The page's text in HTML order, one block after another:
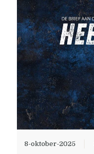
8-oktober-2025